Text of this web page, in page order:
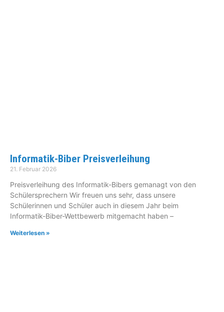
Informatik-Biber Preisverleihung
21. Februar 2026
Preisverleihung des Informatik-Bibers gemanagt von den
Schülersprechern Wir freuen uns sehr, dass unsere
Schülerinnen und Schüler auch in diesem Jahr beim
Informatik-Biber-Wettbewerb mitgemacht haben –
Weiterlesen »